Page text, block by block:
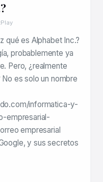
qué es Alphabet Inc.?
probablemente ya
Pero, ¿realmente
es solo un nombre
informatica-y-
empresarial-
empresarial
y sus secretos